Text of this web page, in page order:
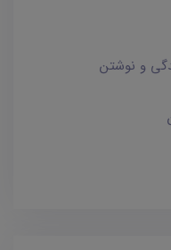
و نوشتن